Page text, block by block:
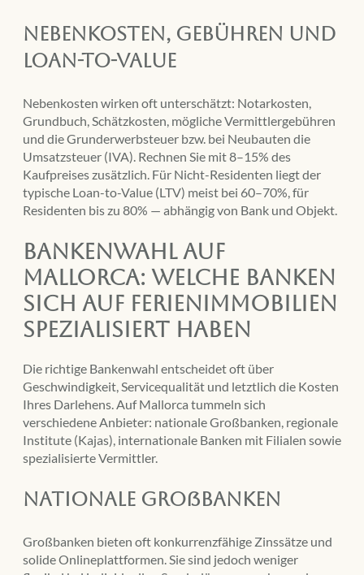
Nebenkosten, Gebühren und
Loan-to-Value
Nebenkosten wirken oft unterschätzt: Notarkosten,
Grundbuch, Schätzkosten, mögliche Vermittlergebühren
und die Grunderwerbsteuer bzw. bei Neubauten die
Umsatzsteuer (IVA). Rechnen Sie mit 8–15% des
Kaufpreises zusätzlich. Für Nicht-Residenten liegt der
typische Loan-to-Value (LTV) meist bei 60–70%, für
Residenten bis zu 80% — abhängig von Bank und Objekt.
Bankenwahl auf
Mallorca: Welche Banken
sich auf Ferienimmobilien
spezialisiert haben
Die richtige Bankenwahl entscheidet oft über
Geschwindigkeit, Servicequalität und letztlich die Kosten
Ihres Darlehens. Auf Mallorca tummeln sich
verschiedene Anbieter: nationale Großbanken, regionale
Institute (Kajas), internationale Banken mit Filialen sowie
spezialisierte Vermittler.
Nationale Großbanken
Großbanken bieten oft konkurrenzfähige Zinssätze und
solide Onlineplattformen. Sie sind jedoch weniger